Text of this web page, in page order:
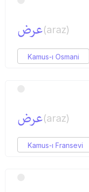
عرض(araz)
Kamus-ı Osmani
عرض(araz)
Kamus-ı Fransevi